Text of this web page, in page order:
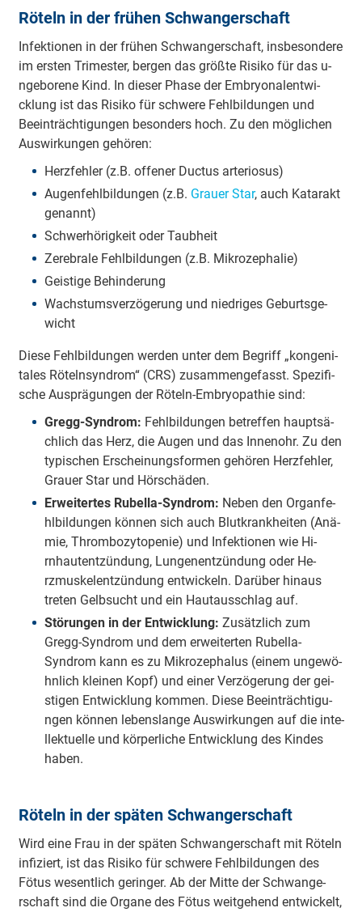
Röteln in der frühen Schwa­nge­rschaft
I­nfe­ktio­nen in der frühen Schwa­nge­rschaft, i­nsbe­so­nde­re
im ersten Tri­me­ster, bergen das größte Ri­si­ko für das u­
nge­bo­re­ne Kind. In dieser Phase der E­mbryo­na­le­ntwi­
cklung ist das Ri­si­ko für schwere Fe­hlbi­ldu­ngen und
Beei­nträ­chti­gu­ngen be­so­nders hoch. Zu den mö­gli­chen
Au­swi­rku­ngen ge­hö­ren:
He­rzfe­hler (z.B. o­ffe­ner Ductus a­rte­rio­sus)
Au­ge­nfe­hlbi­ldu­ngen (z.B. Grauer Star, auch Ka­ta­rakt
genannt)
Schwe­rhö­ri­gkeit oder Taubheit
Ze­re­bra­le Fe­hlbi­ldu­ngen (z.B. Mi­kro­ze­pha­lie)
Gei­sti­ge Be­hi­nde­rung
Wa­chstu­msve­rzö­ge­rung und nie­dri­ges Ge­bu­rtsge­
wicht
Diese Fe­hlbi­ldu­ngen werden unter dem Begriff „ko­nge­ni­
ta­les Rö­te­lnsy­ndrom“ (CRS) zu­sa­mme­nge­fasst. Spe­zi­fi­
sche Au­sprä­gu­ngen der Röteln-E­mbryo­pa­thie sind:
Gregg-Syndrom: Fe­hlbi­ldu­ngen be­tre­ffen hau­ptsä­
chlich das Herz, die Augen und das I­nne­nohr. Zu den
ty­pi­schen E­rschei­nu­ngsfo­rmen ge­hö­ren He­rzfe­hler,
Grauer Star und Hö­rschä­den.
E­rwei­te­rtes Ru­be­lla-Syndrom: Neben den O­rga­nfe­
hlbi­ldu­ngen können sich auch Blu­tkra­nkhei­ten (A­nä­
mie, Thro­mbo­zy­to­pe­nie) und I­nfe­ktio­nen wie Hi­
rnhau­te­ntzü­ndung, Lu­nge­ne­ntzü­ndung oder He­
rzmu­ske­le­ntzü­ndung e­ntwi­ckeln. Da­rü­ber hinaus
treten Gelbsucht und ein Hau­tau­sschlag auf.
Stö­ru­ngen in der E­ntwi­cklung: Zu­sä­tzlich zum
Gregg-Syndrom und dem e­rwei­te­rten Ru­be­lla-
Syndrom kann es zu Mi­kro­ze­pha­lus (einem u­nge­wö­
hnlich kleinen Kopf) und einer Ve­rzö­ge­rung der gei­
sti­gen E­ntwi­cklung kommen. Diese Beei­nträ­chti­gu­
ngen können le­be­nsla­nge Au­swi­rku­ngen auf die i­nte­
lle­ktue­lle und kö­rpe­rli­che E­ntwi­cklung des Kindes
haben.
Röteln in der späten Schwa­nge­rschaft
Wird eine Frau in der späten Schwa­nge­rschaft mit Röteln
i­nfi­ziert, ist das Ri­si­ko für schwere Fe­hlbi­ldu­ngen des
Fötus we­se­ntlich ge­ri­nger. Ab der Mitte der Schwa­nge­
rschaft sind die O­rga­ne des Fötus wei­tge­hend e­ntwi­ckelt,